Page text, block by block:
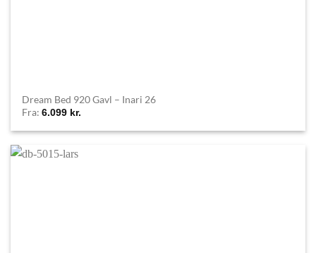
Dream Bed 920 Gavl – Inari 26
Fra:6.099 kr.